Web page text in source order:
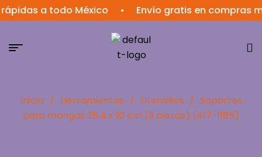
a todo México Envío gratis en compras
Inicio / Herramientas / Utensilios / Soportes
para mangas 25.4 x 10 cm (3 piezas) (417-1185)